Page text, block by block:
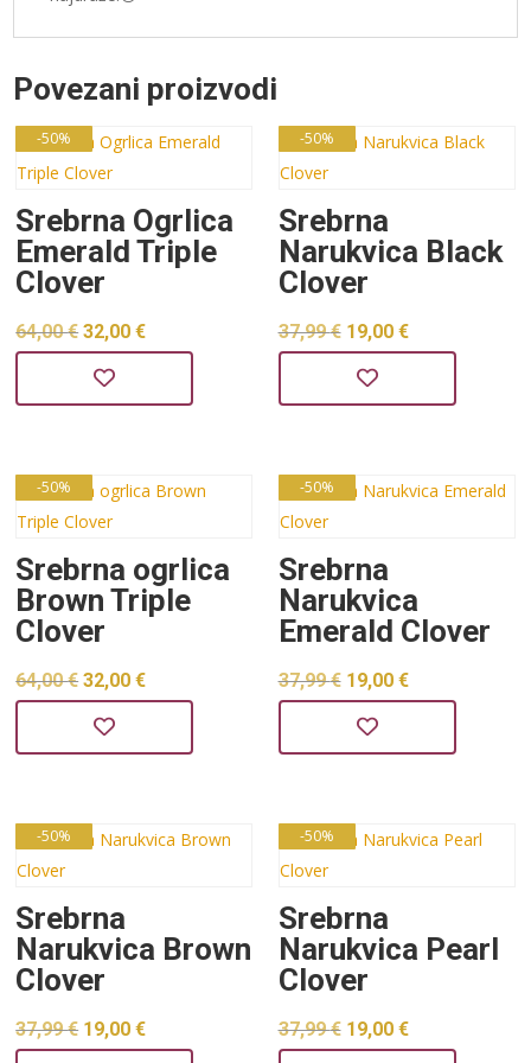
Povezani proizvodi
-50%
Srebrna Ogrlica
Emerald Triple
Clover
64,00€ Izvorna
cijena
bila
64,00 €.
32,00€
je:
-50%
Srebrna
Narukvica Black
Clover
37,99€ Izvorna
cijena
bila
37,99 €.
19,00 €
je:
-50%
Srebrna ogrlica
Brown Triple
Clover
64,00€ Izvorna
cijena
bila
64,00 €.
32,00€
je:
-50%
Srebrna
Narukvica
Emerald Clover
37,99€ Izvorna
cijena
bila
37,99 €.
19,00 €
je:
-50%
Srebrna
Narukvica Brown
Clover
37,99€ Izvorna
19,00€
-50%
Srebrna
Narukvica Pearl
Clover
37,99€ Izvorna
19,00 €